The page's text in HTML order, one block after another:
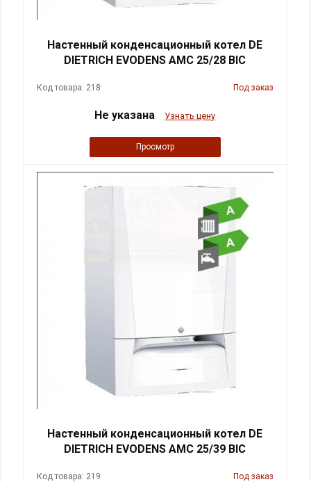
Настенный конденсационный котел DE
DIETRICH EVODENS AMC 25/28 BIC
Код товара: 218 Под заказ
Не указана Узнать цену
Просмотр
Настенный конденсационный котел DE
DIETRICH EVODENS AMC 25/39 BIC
Код товара: 219 Под заказ